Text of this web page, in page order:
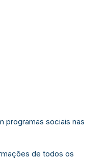
programas sociais nas
de todos os